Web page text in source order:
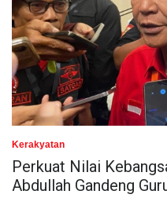
Kerakyatan
Perkuat Nilai
Abdullah Gandeng